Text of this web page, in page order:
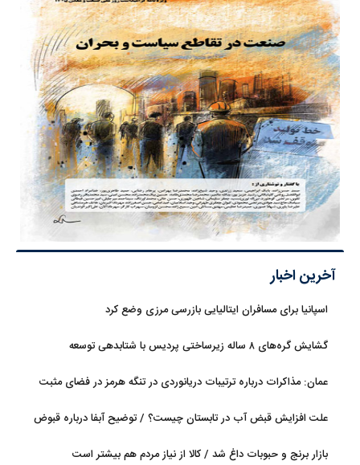
آخرین اخبار
اسپانیا برای مسافران ایتالیایی بازرسی مرزی وضع کرد
گشایش گره‌های ۸ ساله زیرساختی پردیس با شتابدهی توسعه
عمان: مذاکرات درباره ترتیبات دریانوردی در تنگه هرمز در فضای مثبت
علت افزایش قبض آب در تابستان چیست؟ / توضیح آبفا درباره قبوض
بازار برنج و حبوبات داغ شد / کالا از نیاز مردم هم بیشتر است